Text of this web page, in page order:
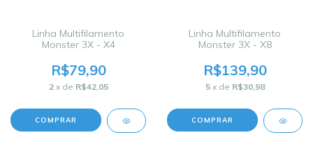
Linha Multifilamento
Monster 3X - X4
R$79,90
2 x de R$42,05
COMPRAR
Linha Multifilamento
Monster 3X - X8
R$139,90
5 x de R$30,98
COMPRAR